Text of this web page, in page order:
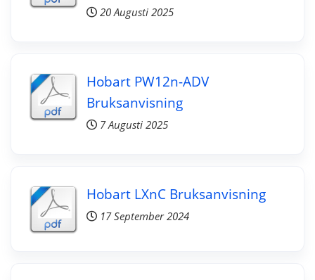
20 Augusti 2025
Hobart PW12n-ADV
Bruksanvisning
7 Augusti 2025
Hobart LXnC Bruksanvisning
17 September 2024